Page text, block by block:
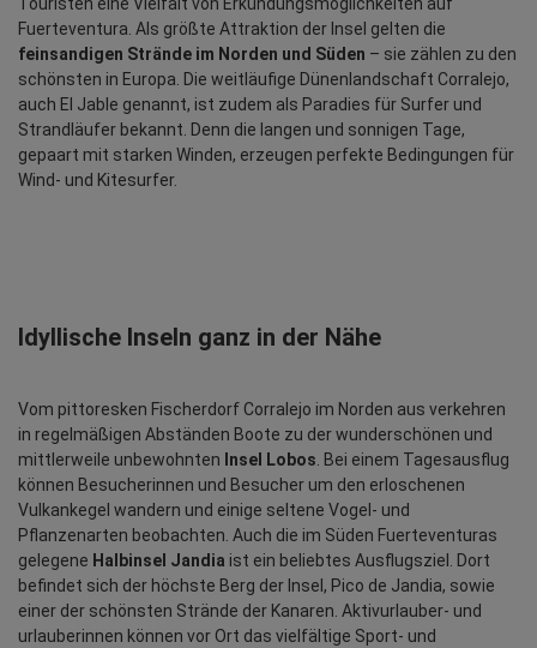
Touristen eine Vielfalt von Erkundungsmöglichkeiten auf
feinsandigen Strände im Norden und Süden – sie zählen zu den
schönsten in Europa. Die weitläufige Dünenlandschaft Corralejo,
auch El Jable genannt, ist zudem als Paradies für Surfer und
Strandläufer bekannt. Denn die langen und sonnigen Tage,
gepaart mit starken Winden, erzeugen perfekte Bedingungen für
Wind- und Kitesurfer.
Idyllische Inseln ganz in der Nähe
Vom pittoresken Fischerdorf Corralejo im Norden aus verkehren
in regelmäßigen Abständen Boote zu der wunderschönen und
mittlerweile unbewohnten Insel Lobos. Bei einem Tagesausflug
können Besucherinnen und Besucher um den erloschenen
Vulkankegel wandern und einige seltene Vogel- und
Pflanzenarten beobachten. Auch die im Süden Fuerteventuras
gelegene Halbinsel Jandia ist ein beliebtes Ausflugsziel. Dort
befindet sich der höchste Berg der Insel, Pico de Jandia, sowie
einer der schönsten Strände der Kanaren. Aktivurlauber- und
urlauberinnen können vor Ort das vielfältige Sport- und